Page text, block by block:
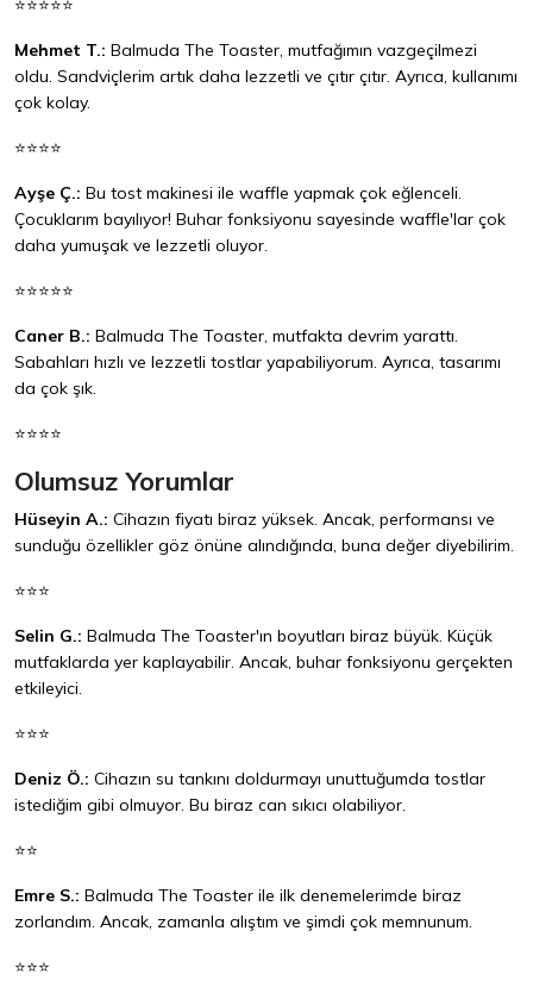
⭐⭐⭐⭐⭐
Mehmet T.: Balmuda The Toaster, mutfağımın vazgeçilmezi
oldu. Sandviçlerim artık daha lezzetli ve çıtır çıtır. Ayrıca, kullanımı
çok kolay.
⭐⭐⭐⭐
Ayşe Ç.: Bu tost makinesi ile waffle yapmak çok eğlenceli.
Çocuklarım bayılıyor! Buhar fonksiyonu sayesinde waffle'lar çok
daha yumuşak ve lezzetli oluyor.
⭐⭐⭐⭐⭐
Caner B.: Balmuda The Toaster, mutfakta devrim yarattı.
Sabahları hızlı ve lezzetli tostlar yapabiliyorum. Ayrıca, tasarımı
da çok şık.
⭐⭐⭐⭐
Olumsuz Yorumlar
Hüseyin A.: Cihazın fiyatı biraz yüksek. Ancak, performansı ve
sunduğu özellikler göz önüne alındığında, buna değer diyebilirim.
⭐⭐⭐
Selin G.: Balmuda The Toaster'ın boyutları biraz büyük. Küçük
mutfaklarda yer kaplayabilir. Ancak, buhar fonksiyonu gerçekten
etkileyici.
⭐⭐⭐
Deniz Ö.: Cihazın su tankını doldurmayı unuttuğumda tostlar
istediğim gibi olmuyor. Bu biraz can sıkıcı olabiliyor.
⭐⭐
Emre S.: Balmuda The Toaster ile ilk denemelerimde biraz
zorlandım. Ancak, zamanla alıştım ve şimdi çok memnunum.
⭐⭐⭐